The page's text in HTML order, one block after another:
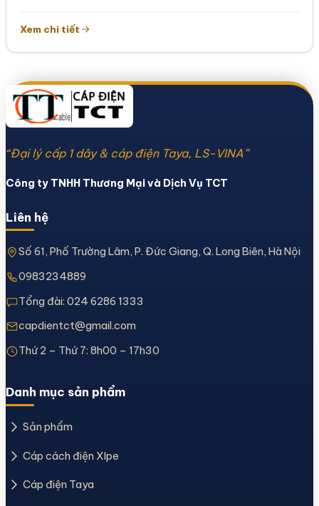
Xem chi tiết
“Đại lý cấp 1 dây & cáp điện Taya, LS-VINA”
Công ty TNHH Thương Mại và Dịch Vụ TCT
Liên hệ
Số 61, Phố Trường Lâm, P. Đức Giang, Q. Long Biên, Hà Nội
0983234889
Tổng đài: 024 6286 1333
capdientct@gmail.com
Thứ 2 – Thứ 7: 8h00 – 17h30
Danh mục sản phẩm
Sản phẩm
Cáp cách điện Xlpe
Cáp điện Taya